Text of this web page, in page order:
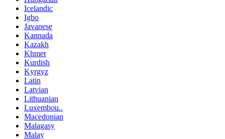
Icelandic
Igbo
Javanese
Kannada
Kazakh
Khmer
Kurdish
Kyrgyz
Latin
Latvian
Lithuanian
Luxembou..
Macedonian
Malagasy
Malay